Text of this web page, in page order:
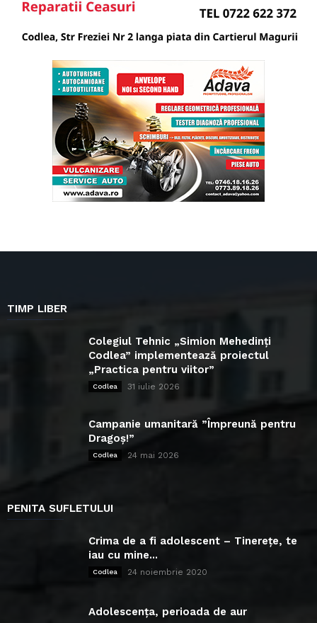
TIMP LIBER
Colegiul Tehnic „Simion Mehedinți
Codlea” implementează proiectul
„Practica pentru viitor”
Codlea 31 iulie 2026
Campanie umanitară ”Împreună pentru
Dragoș!”
Codlea 24 mai 2026
PENITA SUFLETULUI
Crima de a fi adolescent – Tinerețe, te
iau cu mine...
Codlea 24 noiembrie 2020
Adolescența, perioada de aur